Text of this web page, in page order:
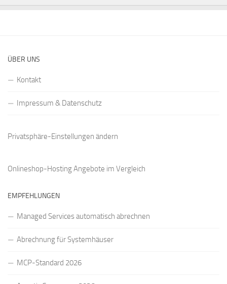
ÜBER UNS
Kontakt
Impressum & Datenschutz
Privatsphäre-Einstellungen ändern
Onlineshop-Hosting Angebote im Vergleich
EMPFEHLUNGEN
Managed Services automatisch abrechnen
Abrechnung für Systemhäuser
MCP-Standard 2026